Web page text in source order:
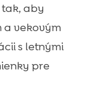
tak, aby
a vekovým
s letnými
pre